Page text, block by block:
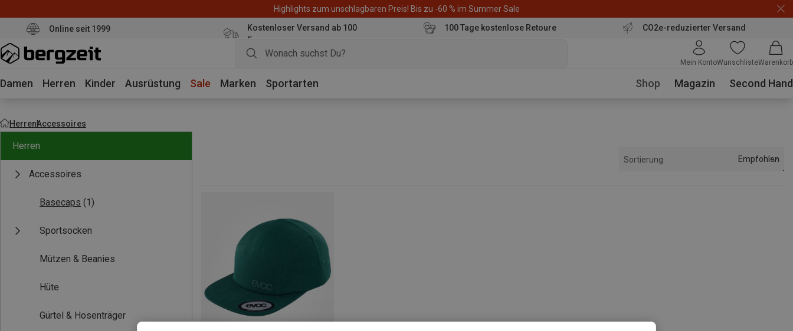
Highlights zum unschlagbaren Preis! Bis zu -60 % im Summer Sale
Online seit 1999
Kostenloser Versand ab 100
Euro
100 Tage kostenlose Retoure CO2e-reduzierter Versand
Mein KontoWunschlisteWarenkorb
Damen Herren Kinder Ausrüstung Sale Marken Sportarten Shop Magazin Second Hand
HerrenAccessoires
Herren
Accessoires
Basecaps (1)
Sportsocken
Mützen & Beanies
Hüte
Gürtel & Hosenträger
Sortierung Empfohlen